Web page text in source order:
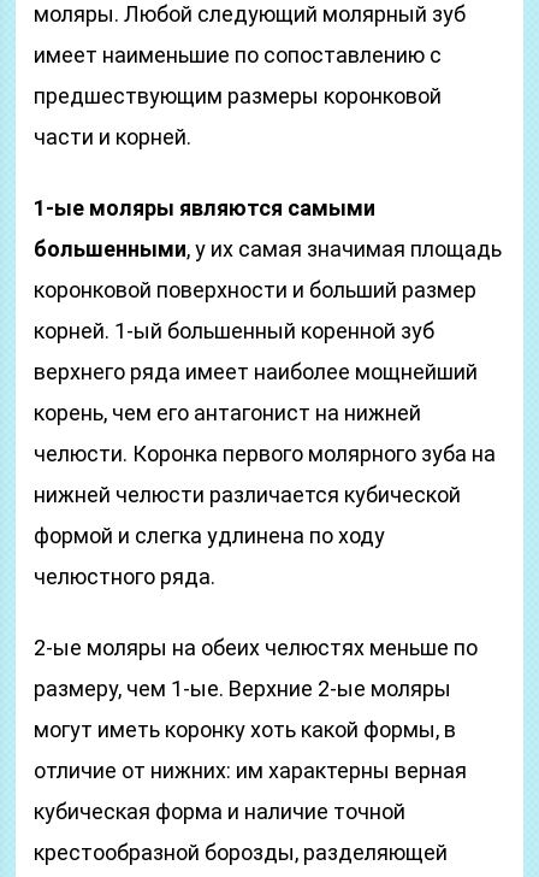
моляры. Любой следующий молярный зуб
имеет наименьшие по сопоставлению с
предшествующим размеры коронковой
части и корней.
1-ые моляры являются самыми
большенными, у их самая значимая площадь
коронковой поверхности и больший размер
корней. 1-ый большенный коренной зуб
верхнего ряда имеет наиболее мощнейший
корень, чем его антагонист на нижней
челюсти. Коронка первого молярного зуба на
нижней челюсти различается кубической
формой и слегка удлинена по ходу
челюстного ряда.
2-ые моляры на обеих челюстях меньше по
размеру, чем 1-ые. Верхние 2-ые моляры
могут иметь коронку хоть какой формы, в
отличие от нижних: им характерны верная
кубическая форма и наличие точной
крестообразной борозды, разделяющей